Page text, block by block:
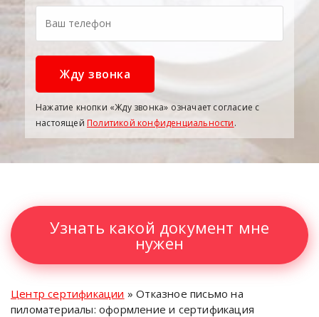
Нажатие кнопки «Жду звонка» означает согласие с
настоящей Политикой конфиденциальности.
Узнать какой документ мне
нужен
Центр сертификации »Отказное письмо на
пиломатериалы: оформление и сертификация